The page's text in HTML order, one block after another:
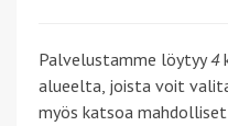
Palvelustamme löytyy4
alueelta, joista voit
myös katsoa